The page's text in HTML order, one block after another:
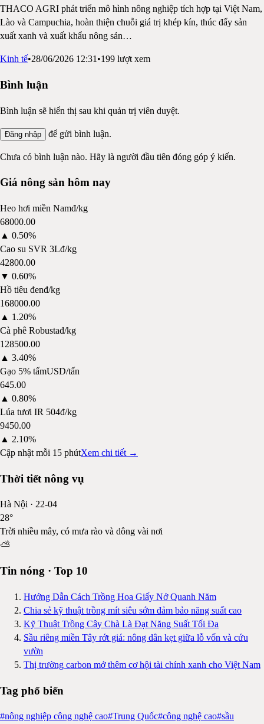
THACO AGRI phát triển mô hình nông nghiệp tích hợp tại Việt Nam,
Lào và Campuchia, hoàn thiện chuỗi giá trị khép kín, thúc đẩy sản
xuất xanh và xuất khẩu nông sản…
Kinh tế•28/06/2026 12:31 •199 lượt xem
Bình luận
Bình luận sẽ hiển thị sau khi quản trị viên duyệt.
Đăng nhập để gửi bình luận.
Chưa có bình luận nào. Hãy là người đầu tiên đóng góp ý kiến.
Giá nông sản hôm nay
Heo hơi miền Namđ/kg
68000.00
▲ 0.50%
Cao su SVR 3Lđ/kg
42800.00
▼ 0.60%
Hồ tiêu đenđ/kg
168000.00
▲ 1.20%
Cà phê Robustađ/kg
128500.00
▲ 3.40%
Gạo 5% tấmUSD/tấn
645.00
▲ 0.80%
Lúa tươi IR 504đ/kg
9450.00
▲ 2.10%
Cập nhật mỗi 15 phútXem chi tiết →
Thời tiết nông vụ
Hà Nội · 22-04
28°
Trời nhiều mây, có mưa rào và dông vài nơi
⛅
Tin nóng · Top 10
Hướng Dẫn Cách Trồng Hoa Giấy Nở Quanh Năm
Chia sẻ kỹ thuật trồng mít siêu sớm đảm bảo năng suất cao
Kỹ Thuật Trồng Cây Chà Là Đạt Năng Suất Tối Đa
Sầu riêng miền Tây rớt giá: nông dân kẹt giữa lỗ vốn và cứu
vườn
Thị trường carbon mở thêm cơ hội tài chính xanh cho Việt Nam
Tag phổ biến
#nông nghiệp công nghệ cao#Trung Quốc#công nghệ cao#sầu